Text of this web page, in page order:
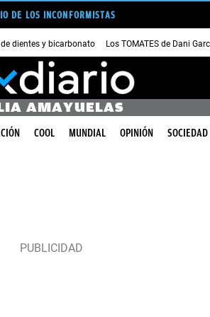
DE LOS INCONFORMISTAS
dientes y bicarbonato Los TOMATES de Dani
AMAYUELAS
COOL MUNDIAL OPINIÓN SOCIEDAD